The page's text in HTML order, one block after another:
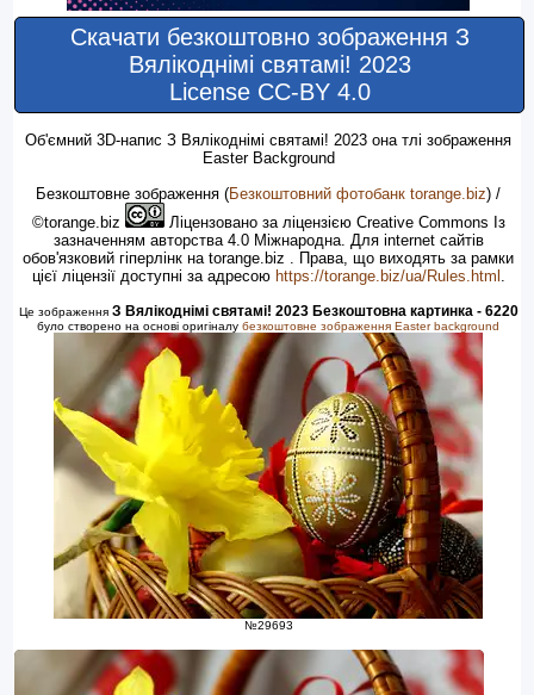
Скачати безкоштовно зображення З
Вялікоднімі святамі! 2023
License CC-BY 4.0
Об'ємний 3D-напис З Вялікоднімі святамі! 2023 oна тлі зображення
Easter Background
Безкоштовне зображення (Безкоштовний фотобанк torange.biz) /
©torange.biz
Ліцензовано за ліцензією Creative Commons Із
зазначенням авторства 4.0 Міжнародна. Для internet сайтів
обов'язковий гіперлінк на torange.biz . Права, що виходять за рамки
цієї ліцензії доступні за адресою https://torange.biz/ua/Rules.html .
Це зображення З Вялікоднімі святамі! 2023 Безкоштовна картинка - 6220
було створено на основі оригіналу безкоштовне зображення Easter background
№29693